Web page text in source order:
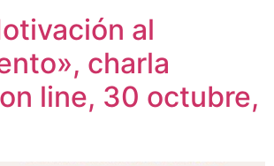
al
charla
line, 30 octubre,